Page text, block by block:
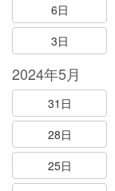
6日
3日
2024年5月
31日
28日
25日